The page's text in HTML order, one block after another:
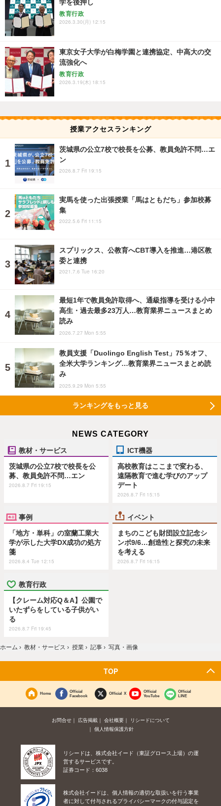
学を後押し
教育行政
2026.3.30(月) 12:15
東京女子大学が白梅学園と連携協定、中高大の交
流強化へ
教育行政
2026.3.19(木) 18:15
授業アクセスランキング
茨城県の公立7校で校長を公募、教員免許不問…エ
ン
2026.8.7 Fri 19:15
実馬を使った出張授業「馬はともだち」参加校募
集
2022.5.6 Fri 11:15
スプリックス、公教育へCBT導入を推進…港区教
委と連携
2021.7.6 Tue 16:20
最短1年で教員免許取得へ、通級指導を受ける小中
高生・過去最多23万人…教育業界ニュースまとめ
読み
2026.7.27 Mon 5:55
教員支援「Duolingo English Test」75％オフ、
全米大学ランキング…教育業界ニュースまとめ読
み
2025.9.29 Mon 5:55
ランキングをもっと見る
NEWS CATEGORY
教材・サービス
茨城県の公立7校で校長を公
募、教員免許不問…エン
2026.8.7 Fri 19:15
ICT機器
高校教育はここまで変わる、
遠隔教育で進む学びのアップ
デート
2026.8.7 Fri 15:15
事例
「地方・単科」の室蘭工業大
学が示した大学DX成功の処方
箋
2026.8.4 Tue 12:15
イベント
まちのこども財団設立記念シ
ンポ9/6…創造性と探究の未来
を考える
2026.8.7 Fri 16:15
教育行政
【クレーム対応Q＆A】公園で
いたずらをしている子供がい
る
2026.8.7 Fri 19:45
ホーム › 教材・サービス › 授業 › 記事 › 写真・画像
TOP
Home
Official
Facebook
Official X
Official
YouTube
Official
LINE
お問合せ 広告掲載 会社概要
リシードについて
個人情報保護方針
リシードは、株式会社イード（東証グロース上場）の運
営するサービスです。
証券コード：6038
株式会社イードは、個人情報の適切な取扱いを行う事業
者に対して付与されるプライバシーマークの付与認定を